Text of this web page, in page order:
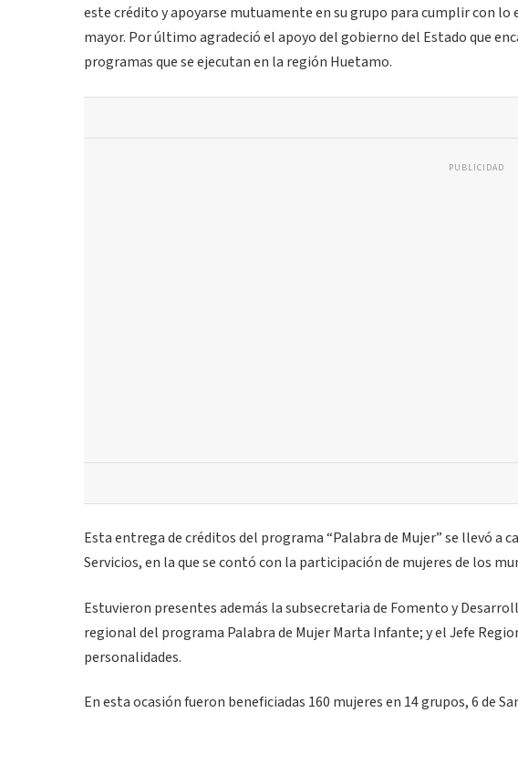
este crédito y apoyarse mutuamente en su grupo para cumplir con
mayor. Por último agradeció el apoyo del gobierno del Estado que
programas que se ejecutan en la región Huetamo.
PUBLICIDAD
Esta entrega de créditos del programa “Palabra de Mujer” se llevó
Servicios, en la que se contó con la participación de mujeres de los
Estuvieron presentes además la subsecretaria de Fomento y
regional del programa Palabra de Mujer Marta Infante; y el Jefe
personalidades.
En esta ocasión fueron beneficiadas 160 mujeres en 14 grupos, 6 de